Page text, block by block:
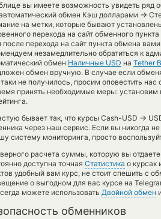
вы имеете возможность увидеть ряд
обмен Кэш долларами →
на метки, которые бывают
перехода на сайт обменного
после перехода на сайт пункта обмена
незамедлительно обратиться к
обмен Наличные USD на Tether
обмен вручную. В случае если
не получилось, просим оповестить
принять необходимые меры:
бывает так, что курсы Cash-USD →
через наш сервис. Если вы никогда
систему мониторинга, просто
расчета суммы, которую вы
доступна точная Статистика о курсах
удобный вам курс, не стоит спешить с
о выгодном для вас курсе на
можете использовать Двойной обмен
обменников